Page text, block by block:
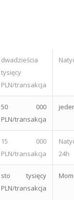
dwadzieścia
tysięcy
PLN/transakcja
50 000
PLN/transakcja
15 000
PLN/transakcja
24h
sto tysięcy
PLN/transakcja